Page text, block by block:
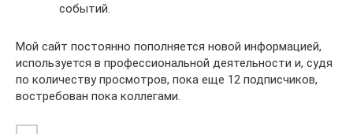
событий.
Мой сайт постоянно пополняется новой информацией,
используется в профессиональной деятельности и, судя
по количеству просмотров, пока еще 12 подписчиков,
востребован пока коллегами.